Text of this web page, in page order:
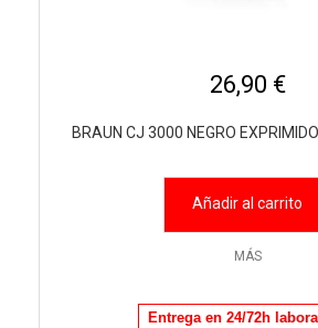
26,90 €
BRAUN CJ 3000 NEGRO
Añadir al carrito
MÁS
Entrega en 24/72h